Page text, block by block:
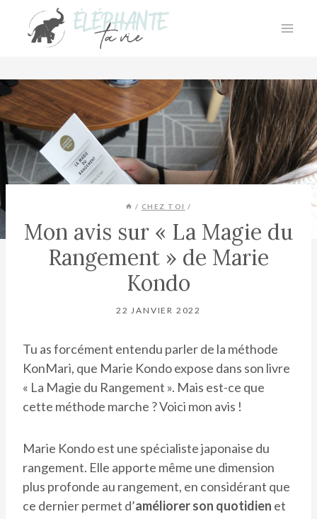
contenu
/ CHEZ TOI /
Mon avis sur « La Magie du
Rangement » de Marie
Kondo
22 JANVIER 2022
Tu as forcément entendu parler de la méthode
KonMari, que Marie Kondo expose dans son livre
« La Magie du Rangement ». Mais est-ce que
cette méthode marche ? Voici mon avis !
Marie Kondo est une spécialiste japonaise du
rangement. Elle apporte même une dimension
plus profonde au rangement, en considérant que
ce dernier permet d’améliorer son quotidien et